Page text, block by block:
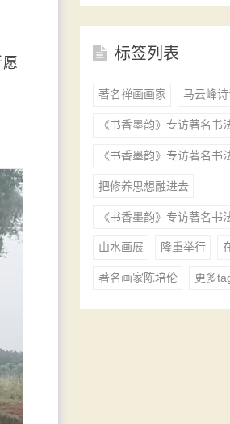
标签列表
著名禅画画家 马云峰
《书香墨韵》专访著名书
《书香墨韵》专访著名书
把修养思想融进去
《书香墨韵》专访著名书
山水画展 隆重举行
著名画家陈培伦 更多